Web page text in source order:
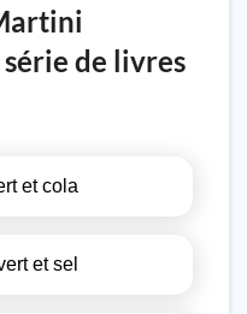
de livres
et cola
et sel